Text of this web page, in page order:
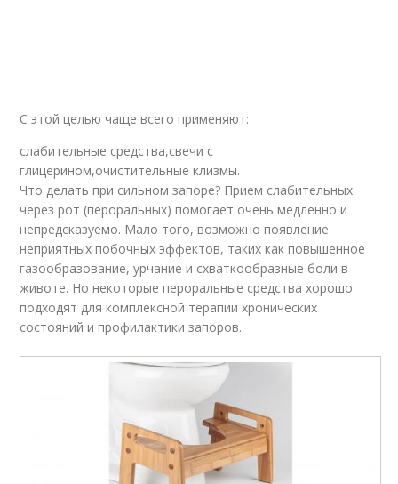
С этой целью чаще всего применяют:
слабительные средства,свечи с
глицерином,очистительные клизмы.
Что делать при сильном запоре? Прием слабительных
через рот (пероральных) помогает очень медленно и
непредсказуемо. Мало того, возможно появление
неприятных побочных эффектов, таких как повышенное
газообразование, урчание и схваткообразные боли в
животе. Но некоторые пероральные средства хорошо
подходят для комплексной терапии хронических
состояний и профилактики запоров.